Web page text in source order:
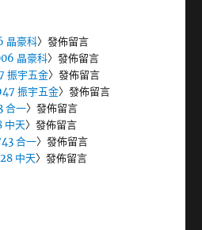
晶豪科〉發佈留言
晶豪科〉發佈留言
振宇五金〉發佈留言
振宇五金〉發佈留言
合一〉發佈留言
中天〉發佈留言
合一〉發佈留言
中天〉發佈留言